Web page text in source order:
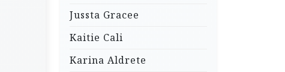
Jussta Gracee
Kaitie Cali
Karina Aldrete